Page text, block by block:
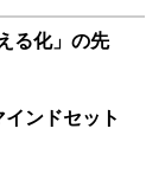
る化」の先
ンドセット